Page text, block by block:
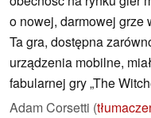
o nowej, darmowej grze
Ta gra, dostępna
urządzenia mobilne,
fabularnej gry „The
Adam Corsetti (